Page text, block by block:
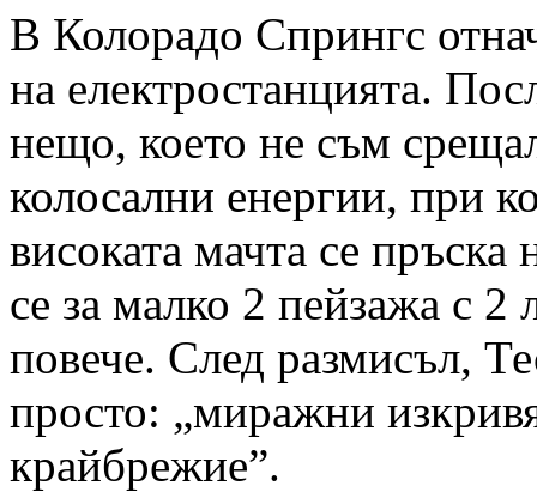
В Колорадо Спрингс
на електростанцията.
нещо, което не съм
колосални енергии, при
високата мачта се
се за малко 2 пейзажа с 2
повече. След размисъл,
просто: „миражни
крайбрежие”.